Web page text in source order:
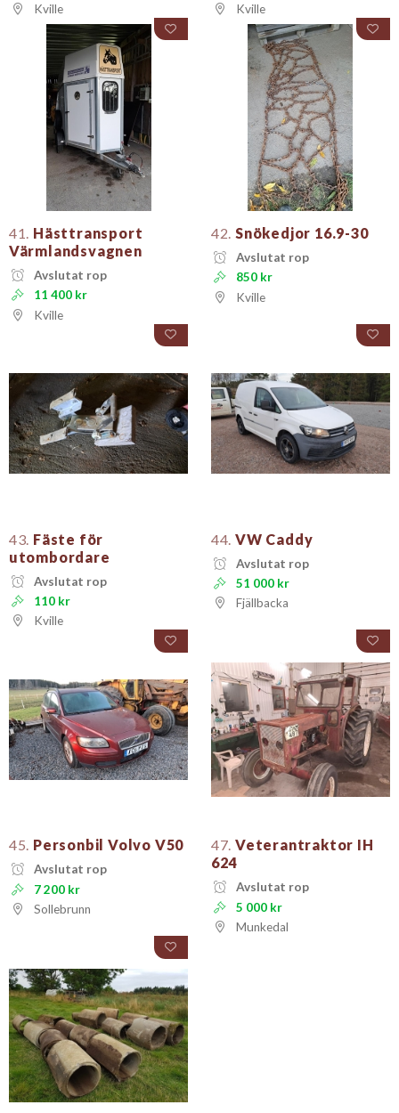
Kville
Kville
41. Hästtransport
Värmlandsvagnen
Avslutat rop
11 400 kr
Kville
42. Snökedjor 16.9-30
Avslutat rop
850 kr
Kville
43. Fäste för
utombordare
Avslutat rop
110 kr
Kville
44. VW Caddy
Avslutat rop
51 000 kr
Fjällbacka
45. Personbil Volvo V50
Avslutat rop
7 200 kr
Sollebrunn
47. Veterantraktor IH
624
Avslutat rop
5 000 kr
Munkedal